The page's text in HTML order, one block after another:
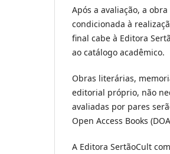
Após a avaliação, a
condicionada à
final cabe à Editora
ao catálogo acadêmico.
Obras literárias,
editorial próprio, não
avaliadas por pares
Open Access Books
A Editora SertãoCult